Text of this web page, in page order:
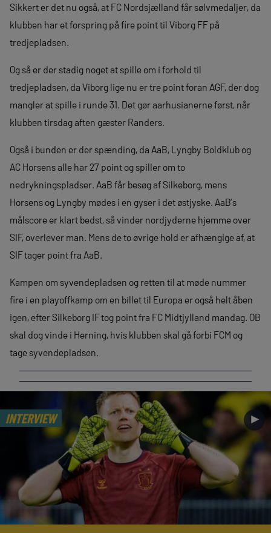
Sikkert er det nu også, at FC Nordsjælland får sølvmedaljer, da
klubben har et forspring på fire point til Viborg FF på
tredjepladsen.
Og så er der stadig noget at spille om i forhold til
tredjepladsen, da Viborg lige nu er tre point foran AGF, der dog
mangler at spille i runde 31. Det gør aarhusianerne først, når
klubben tirsdag aften gæster Randers.
Også i bunden er der spænding, da AaB, Lyngby Boldklub og
AC Horsens alle har 27 point og spiller om to
nedrykningspladser. AaB får besøg af Silkeborg, mens
Horsens og Lyngby mødes i en gyser i det østjyske. AaB’s
målscore er klart bedst, så vinder nordjyderne hjemme over
SIF, overlever man. Mens de to øvrige hold er afhængige af, at
SIF tager point fra AaB.
Kampen om syvendepladsen og retten til at møde nummer
fire i en playoffkamp om en billet til Europa er også helt åben
igen, efter Silkeborg IF tog point fra FC Midtjylland mandag. OB
skal dog vinde i Herning, hvis klubben skal gå forbi FCM og
tage syvendepladsen.
INTERVIEW ►